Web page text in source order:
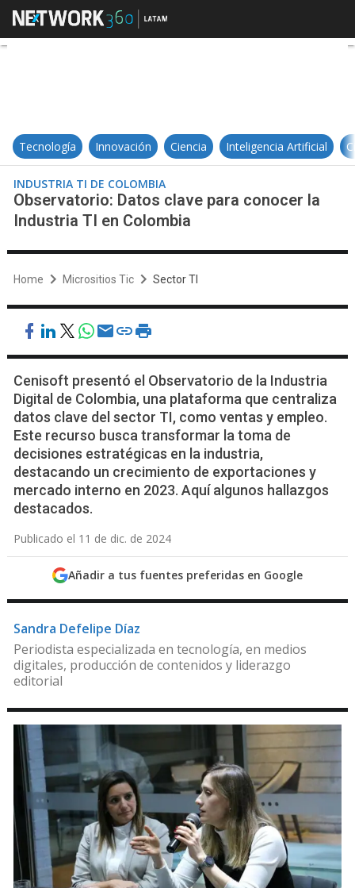
Observatorio: Datos clave para
Tecnología Innovación Ciencia Inteligencia Artificial
INDUSTRIA TI DE COLOMBIA
Observatorio: Datos clave para conocer la
Industria TI en Colombia
Home Micrositios Tic Sector TI
Cenisoft presentó el Observatorio de la Industria
Digital de Colombia, una plataforma que centraliza
datos clave del sector TI, como ventas y empleo.
Este recurso busca transformar la toma de
decisiones estratégicas en la industria,
destacando un crecimiento de exportaciones y
mercado interno en 2023. Aquí algunos hallazgos
destacados.
Publicado el 11 de dic. de 2024
Añadir a tus fuentes preferidas en Google
Sandra Defelipe Díaz
Periodista especializada en tecnología, en medios
digitales, producción de contenidos y liderazgo
editorial